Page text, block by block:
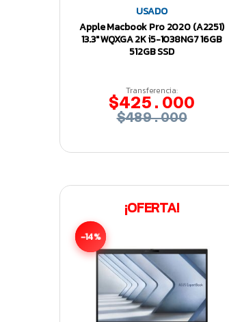
USADO
Apple Macbook Pro 2020 (A2251)
13.3″ WQXGA 2K i5-1038NG7 16GB
512GB SSD
Transferencia:
$425.000
$489.000
¡OFERTA!
-14%